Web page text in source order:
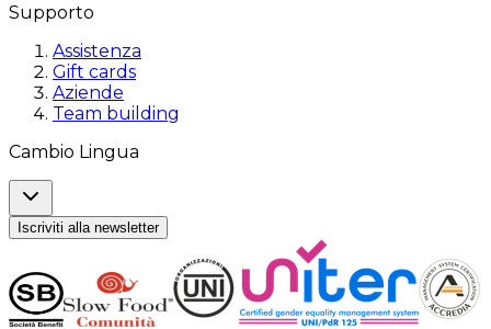
Supporto
Assistenza
Gift cards
Aziende
Team building
Cambio Lingua
Iscriviti alla newsletter